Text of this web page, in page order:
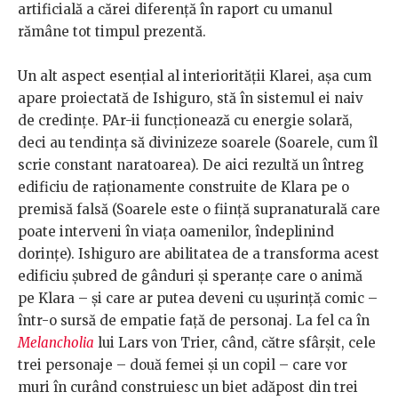
artificială a cărei diferență în raport cu umanul
rămâne tot timpul prezentă.
Un alt aspect esențial al interiorității Klarei, așa cum
apare proiectată de Ishiguro, stă în sistemul ei naiv
de credințe. PAr-ii funcționează cu energie solară,
deci au tendința să divinizeze soarele (Soarele, cum îl
scrie constant naratoarea). De aici rezultă un întreg
edificiu de raționamente construite de Klara pe o
premisă falsă (Soarele este o ființă supranaturală care
poate interveni în viața oamenilor, îndeplinind
dorințe). Ishiguro are abilitatea de a transforma acest
edificiu șubred de gânduri și speranțe care o animă
pe Klara – și care ar putea deveni cu ușurință comic –
într-o sursă de empatie față de personaj. La fel ca în
Melancholia lui Lars von Trier, când, către sfârșit, cele
trei personaje – două femei și un copil – care vor
muri în curând construiesc un biet adăpost din trei